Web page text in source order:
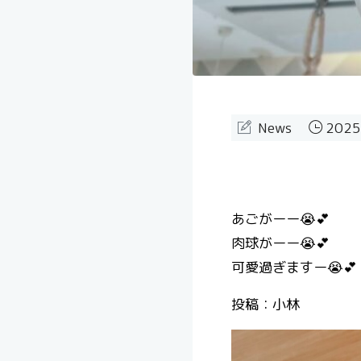
News
あごがーー😭💕
肉球がーー😭💕
可愛過ぎますー😭💕
投稿：小林